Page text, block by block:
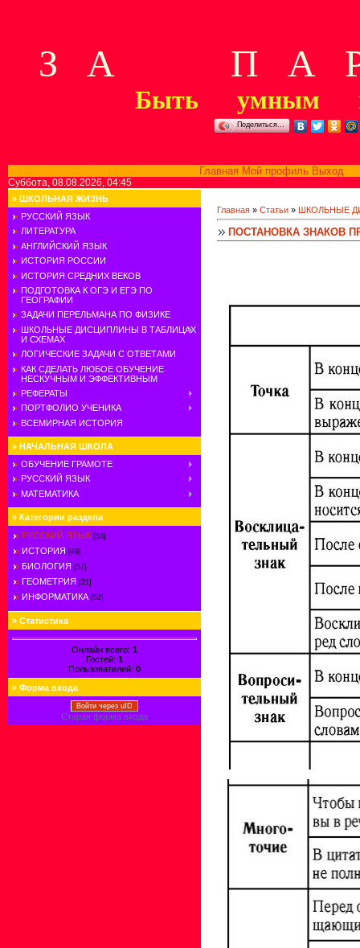
З А П А Р
Быть умным
Поделиться…
Главная Мой профиль Выход
Суббота, 08.08.2026, 04:45
» ШКОЛЬНАЯ ЖИЗНЬ
РУССКИЙ ЯЗЫК
ЛИТЕРАТУРА
АНГЛИЙСКИЙ ЯЗЫК
ИСТОРИЯ РОССИИ
ИСТОРИЯ СРЕДНИХ ВЕКОВ
ПОДГОТОВКА К ОГЭ И ЕГЭ ПО
ГЕОГРАФИИ
ЗАДАЧИ ПЕРЕЛЬМАНА ПО ФИЗИКЕ
ШКОЛЬНЫЕ ДИСЦИПЛИНЫ В ТАБЛИЦАХ
И СХЕМАХ
ЛОГИЧЕСКИЕ ЗАДАЧИ С ОТВЕТАМИ
КАК СДЕЛАТЬ ЛЮБОЕ ОБУЧЕНИЕ
НЕСКУЧНЫМ И ЭФФЕКТИВНЫМ
РЕФЕРАТЫ
ПОРТФОЛИО УЧЕНИКА
ВСЕМИРНАЯ ИСТОРИЯ
» НАЧАЛЬНАЯ ШКОЛА
ОБУЧЕНИЕ ГРАМОТЕ
РУССКИЙ ЯЗЫК
МАТЕМАТИКА
» Категории раздела
РУССКИЙ ЯЗЫК [53]
ИСТОРИЯ [49]
БИОЛОГИЯ [57]
ГЕОМЕТРИЯ [21]
ИНФОРМАТИКА [52]
» Статистика
Онлайн всего: 1
Гостей: 1
Пользователей: 0
» Форма входа
Войти через uID
Старая форма входа
Главная » Статьи » ШКОЛЬНЫЕ
ПОСТАНОВКА ЗНАКОВ